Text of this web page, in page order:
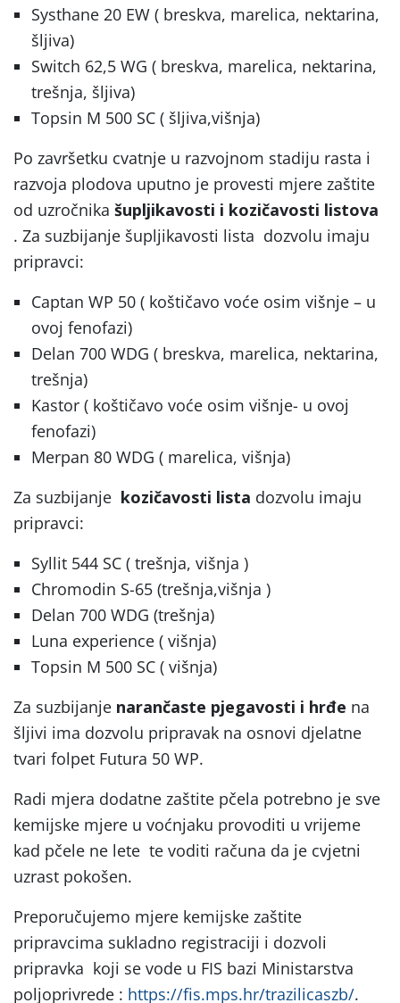
Systhane 20 EW ( breskva, marelica, nektarina,
šljiva)
Switch 62,5 WG ( breskva, marelica, nektarina,
trešnja, šljiva)
Topsin M 500 SC ( šljiva,višnja)
Po završetku cvatnje u razvojnom stadiju rasta i
razvoja plodova uputno je provesti mjere zaštite
od uzročnika šupljikavosti i kozičavosti listova
. Za suzbijanje šupljikavosti lista dozvolu imaju
pripravci:
Captan WP 50 ( koštičavo voće osim višnje – u
ovoj fenofazi)
Delan 700 WDG ( breskva, marelica, nektarina,
trešnja)
Kastor ( koštičavo voće osim višnje- u ovoj
fenofazi)
Merpan 80 WDG ( marelica, višnja)
Za suzbijanje kozičavosti lista dozvolu imaju
pripravci:
Syllit 544 SC ( trešnja, višnja )
Chromodin S-65 (trešnja,višnja )
Delan 700 WDG (trešnja)
Luna experience ( višnja)
Topsin M 500 SC ( višnja)
Za suzbijanje narančaste pjegavosti i hrđe na
šljivi ima dozvolu pripravak na osnovi djelatne
tvari folpet Futura 50 WP.
Radi mjera dodatne zaštite pčela potrebno je sve
kemijske mjere u voćnjaku provoditi u vrijeme
kad pčele ne lete te voditi računa da je cvjetni
uzrast pokošen.
Preporučujemo mjere kemijske zaštite
pripravcima sukladno registraciji i dozvoli
pripravka koji se vode u FIS bazi Ministarstva
poljoprivrede : https://fis.mps.hr/trazilicaszb/.